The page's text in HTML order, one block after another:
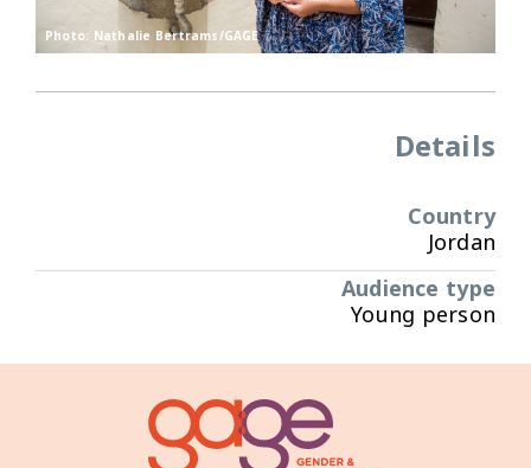
Photo: Nathalie Bertrams/GAGE
Details
Country
Jordan
Audience type
Young person